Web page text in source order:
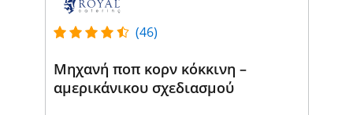
(46)
Μηχανή ποπ κορν κόκκινη –
αμερικάνικου σχεδιασμού